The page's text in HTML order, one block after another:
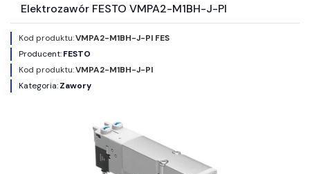
Elektrozawór FESTO VMPA2-M1BH-J-PI
Kod produktu:VMPA2-M1BH-J-PI FES
Producent:FESTO
Kod produktu:VMPA2-M1BH-J-PI
Kategoria:Zawory